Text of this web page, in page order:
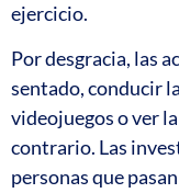
ejercicio.
Por desgracia, las
sentado, conducir
videojuegos o ver
contrario. Las
personas que